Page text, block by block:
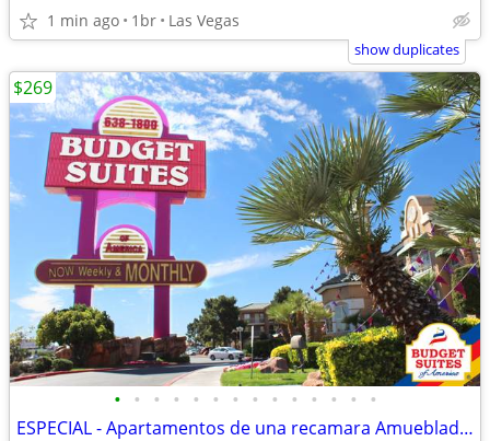
1 min ago 1br Las Vegas
show duplicates
• • • • • • • • • • • • • •
ESPECIAL - Apartamentos de una recamara Amueblado $269 Semanal
$269